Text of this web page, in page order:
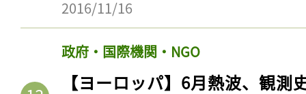
政府・国際機関・NGO
【国際】南極海に世界最大の
生物資源保存条約で加盟国が合